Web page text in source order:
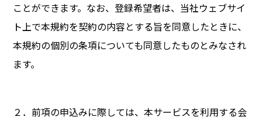
ことができます。なお、登録希望者は、当社ウェブサイ
ト上で本規約を契約の内容とする旨を同意したときに、
本規約の個別の条項についても同意したものとみなされ
ます。
２．前項の申込みに際しては、本サービスを利用する会